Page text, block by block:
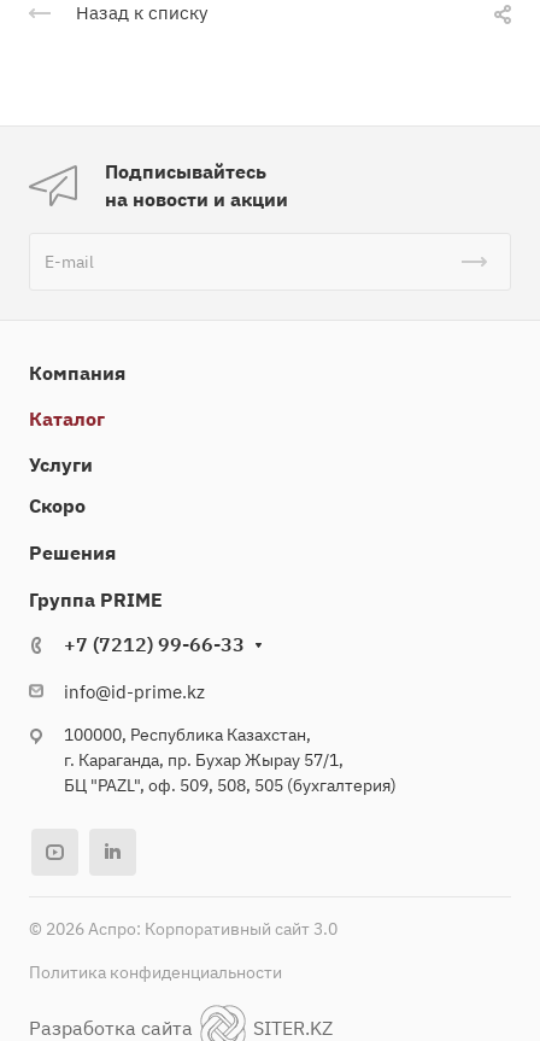
Назад к списку
Подписывайтесь
на новости и акции
Компания
Каталог
Услуги
Скоро
Решения
Группа PRIME
+7 (7212) 99-66-33
info@id-prime.kz
100000, Республика Казахстан,
г. Караганда, пр. Бухар Жырау 57/1,
БЦ "PAZL", оф. 509, 508, 505 (бухгалтерия)
© 2026 Аспро: Корпоративный сайт 3.0
Политика конфиденциальности
Разработка сайта SITER.KZ